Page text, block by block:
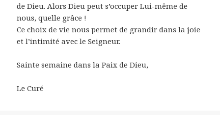
de Dieu. Alors Dieu peut s’occuper Lui-même de
nous, quelle grâce !
Ce choix de vie nous permet de grandir dans la joie
et l’intimité avec le Seigneur.
Sainte semaine dans la Paix de Dieu,
Le Curé